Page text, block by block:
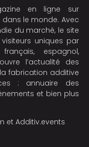
en ligne sur
dans le monde. Avec
du marché, le site
uniques par
espagnol,
l’actualité des
fabrication additive
: annuaire des
et bien plus
et Additiv.events